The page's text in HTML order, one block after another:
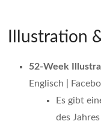
Illustration
52-Week
Englisch |
Es gibt
des